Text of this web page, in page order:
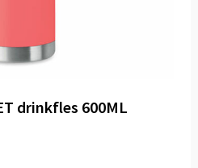
drinkfles 600ML